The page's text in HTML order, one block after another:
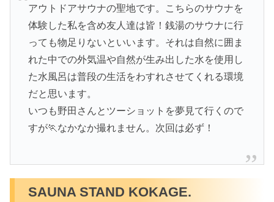
アウトドアサウナの聖地です。こちらのサウナを
体験した私を含め友人達は皆！銭湯のサウナに行
っても物足りないといいます。それは自然に囲ま
れた中での外気温や自然が生み出した水を使用し
た水風呂は普段の生活をわすれさせてくれる環境
だと思います。
いつも野田さんとツーショットを夢見て行くので
すが🏃なかなか撮れません。次回は必ず！
SAUNA STAND KOKAGE.